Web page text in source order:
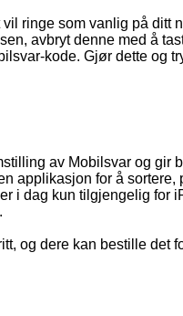
ringe som vanlig på ditt
avbryt denne med å
kode. Gjør dette og
av Mobilsvar og gir
applikasjon for å
i dag kun tilgjengelig for
og dere kan bestille det